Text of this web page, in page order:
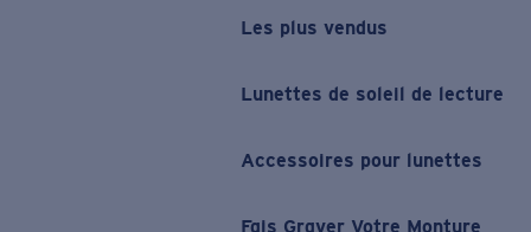
Les plus vendus
Lunettes de soleil de lecture
Accessoires pour lunettes
Fais Graver Votre Monture